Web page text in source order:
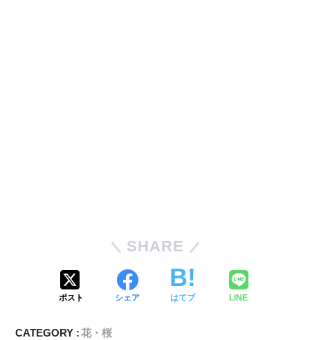
SHARE
ポスト シェア はてブ LINE
CATEGORY :花・桜